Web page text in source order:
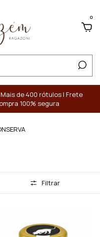
0
de 400 rótulos | Frete
100% segura
Filtrar